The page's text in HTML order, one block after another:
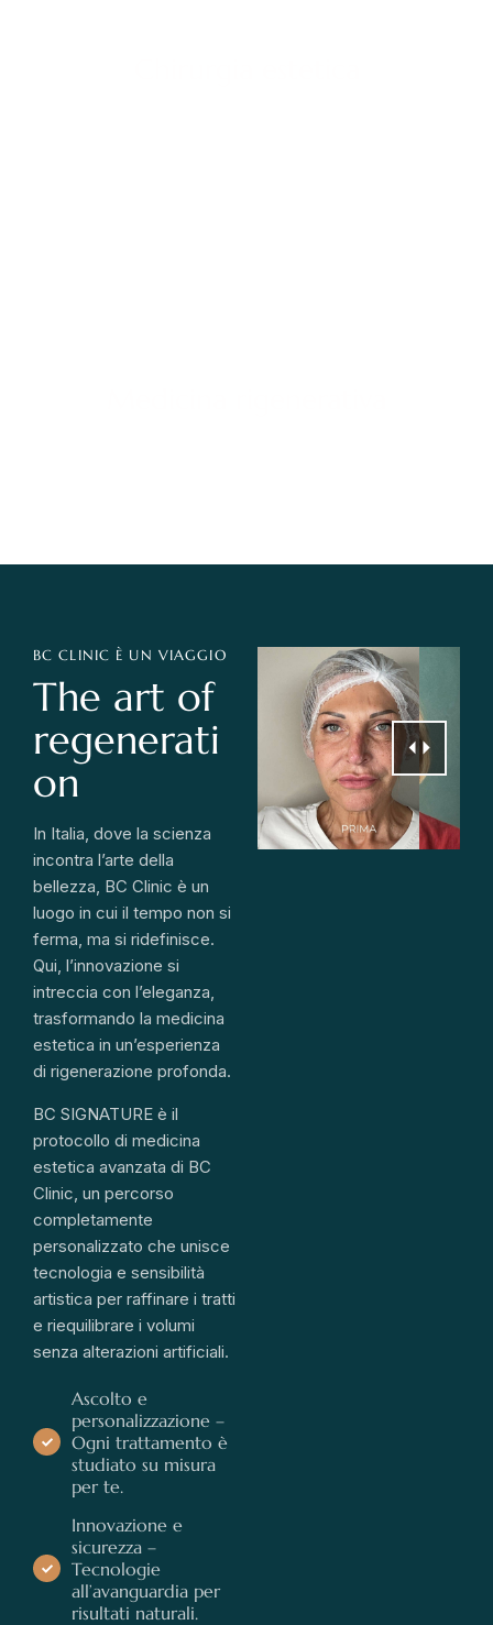
BC CLINIC È UN VIAGGIO
The art of
regenerati
on
In Italia, dove la scienza
incontra l’arte della
bellezza, BC Clinic è un
luogo in cui il tempo non si
ferma, ma si ridefinisce.
Qui, l’innovazione si
intreccia con l’eleganza,
trasformando la medicina
estetica in un’esperienza
di rigenerazione profonda.
BC SIGNATURE è il
protocollo di medicina
estetica avanzata di BC
Clinic, un percorso
completamente
personalizzato che unisce
tecnologia e sensibilità
artistica per raffinare i tratti
e riequilibrare i volumi
senza alterazioni artificiali.
Ascolto e
personalizzazione –
Ogni trattamento è
studiato su misura
per te.
Innovazione e
sicurezza –
Tecnologie
all’avanguardia per
risultati naturali.